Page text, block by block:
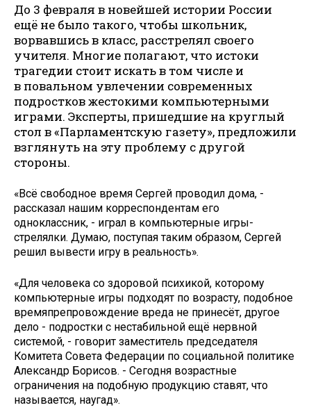
До 3 февраля в новейшей истории России
ещё не было такого, чтобы школьник,
ворвавшись в класс, расстрелял своего
учителя. Многие полагают, что истоки
трагедии стоит искать в том числе и
в повальном увлечении современных
подростков жестокими компьютерными
играми. Эксперты, пришедшие на круглый
стол в «Парламентскую газету», предложили
взглянуть на эту проблему с другой
стороны.
«Всё свободное время Сергей проводил дома, -
рассказал нашим корреспондентам его
одноклассник, - играл в компьютерные игры-
стрелялки. Думаю, поступая таким образом, Сергей
решил вывести игру в реальность».
«Для человека со здоровой психикой, которому
компьютерные игры подходят по возрасту, подобное
времяпрепровождение вреда не принесёт, другое
дело - подростки с нестабильной ещё нервной
системой, - говорит заместитель председателя
Комитета Совета Федерации по социальной политике
Александр Борисов. - Сегодня возрастные
ограничения на подобную продукцию ставят, что
называется, наугад».